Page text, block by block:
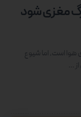
مغزی شود
است، اما شیوع
...